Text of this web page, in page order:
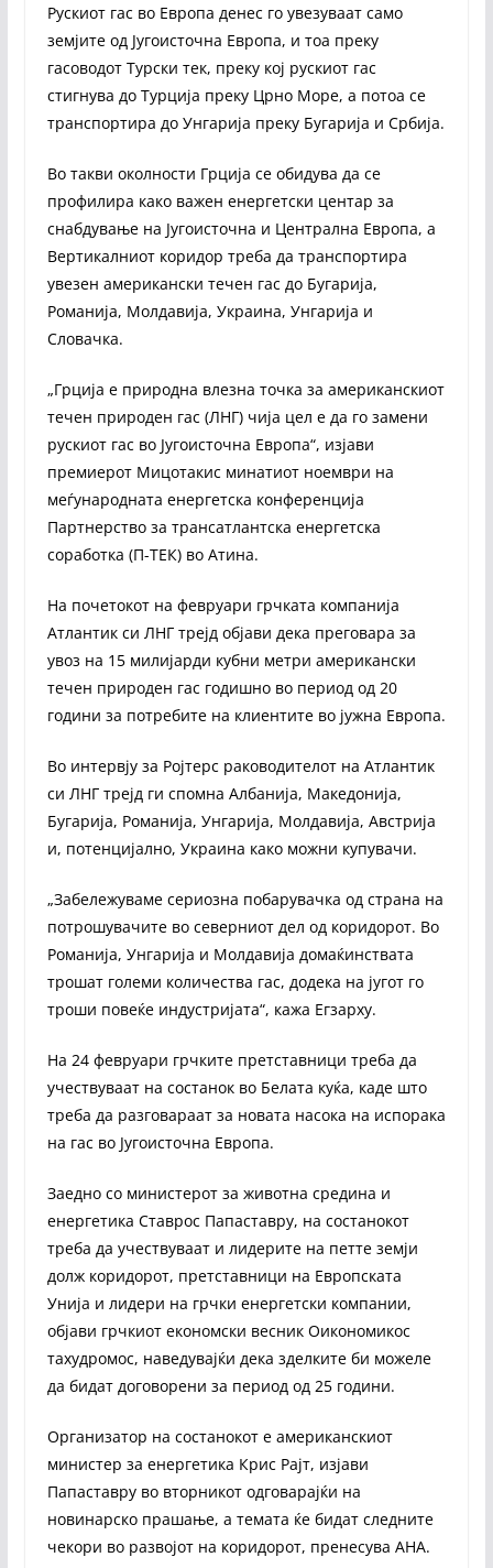
Рускиот гас во Европа денес го увезуваат само
земјите од Југоисточна Европа, и тоа преку
гасоводот Турски тек, преку кој рускиот гас
стигнува до Турција преку Црно Море, а потоа се
транспортира до Унгарија преку Бугарија и Србија.
Во такви околности Грција се обидува да се
профилира како важен енергетски центар за
снабдување на Југоисточна и Централна Европа, а
Вертикалниот коридор треба да транспортира
увезен американски течен гас до Бугарија,
Романија, Молдавија, Украина, Унгарија и
Словачка.
„Грција е природна влезна точка за американскиот
течен природен гас (ЛНГ) чија цел е да го замени
рускиот гас во Југоисточна Европа“, изјави
премиерот Мицотакис минатиот ноември на
меѓународната енергетска конференција
Партнерство за трансатлантска енергетска
соработка (П-ТЕК) во Атина.
На почетокот на февруари грчката компанија
Атлантик си ЛНГ трејд објави дека преговара за
увоз на 15 милијарди кубни метри американски
течен природен гас годишно во период од 20
години за потребите на клиентите во јужна Европа.
Во интервју за Ројтерс раководителот на Атлантик
си ЛНГ трејд ги спомна Албанија, Македонија,
Бугарија, Романија, Унгарија, Молдавија, Австрија
и, потенцијално, Украина како можни купувачи.
„Забележуваме сериозна побарувачка од страна на
потрошувачите во северниот дел од коридорот. Во
Романија, Унгарија и Молдавија домаќинствата
трошат големи количества гас, додека на југот го
троши повеќе индустријата“, кажа Егзарху.
На 24 февруари грчките претставници треба да
учествуваат на состанок во Белата куќа, каде што
треба да разговараат за новата насока на испорака
на гас во Југоисточна Европа.
Заедно со министерот за животна средина и
енергетика Ставрос Папаставру, на состанокот
треба да учествуваат и лидерите на петте земји
долж коридорот, претставници на Европската
Унија и лидери на грчки енергетски компании,
објави грчкиот економски весник Оикономикос
тахудромос, наведувајќи дека зделките би можеле
да бидат договорени за период од 25 години.
Организатор на состанокот е американскиот
министер за енергетика Крис Рајт, изјави
Папаставру во вторникот одговарајќи на
новинарско прашање, а темата ќе бидат следните
чекори во развојот на коридорот, пренесува АНА.